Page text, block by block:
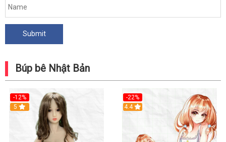
Búp bê Nhật Bản
-12%
5
-22%
Hot
4.4